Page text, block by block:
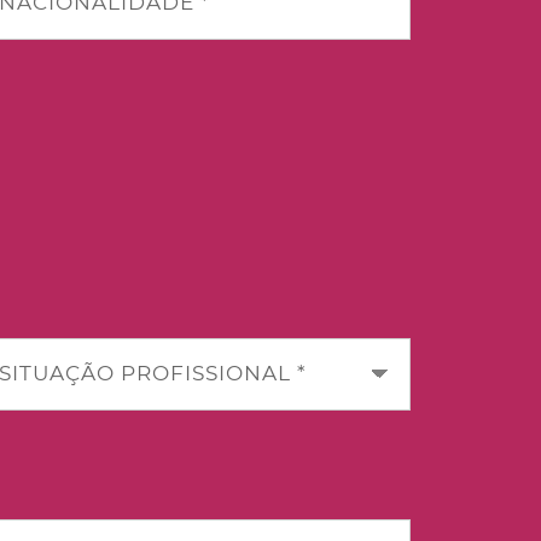
SITUAÇÃO PROFISSIONAL *